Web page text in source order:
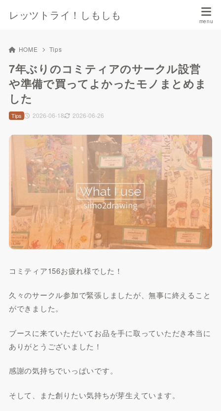
レッツトライ！しもしも
HOME Tips
7年ぶりのコミティアのサークル設営
や準備で買ってよかったモノまとめま
した
2026-06-18 2026-06-26
Tips
コミティア156お疲れ様でした！
久々のサークル参加で緊張しましたが、無事に終えること
ができました。
ブースに来ていただいてお品を手に取っていただき本当に
ありがとうございました！
感謝の気持ちでいっぱいです。
そして、また創りたい気持ちが芽生えています。